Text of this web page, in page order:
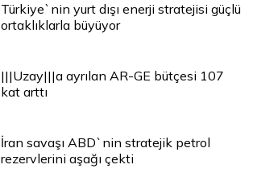
Türkiye`nin yurt dışı enerji stratejisi güçlü
ortaklıklarla büyüyor
|||Uzay|||a ayrılan AR-GE bütçesi 107
kat arttı
İran savaşı ABD`nin stratejik petrol
rezervlerini aşağı çekti